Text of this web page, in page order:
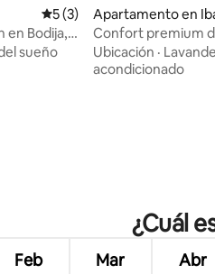
Calificación promedio: 5 de
5 (3)
en Bodija,
sueño
Apartamento en
Confort premium
Elewuro, Akobo
Ubicación ·
acondicionado
¿Cuál
Feb Mar Abr